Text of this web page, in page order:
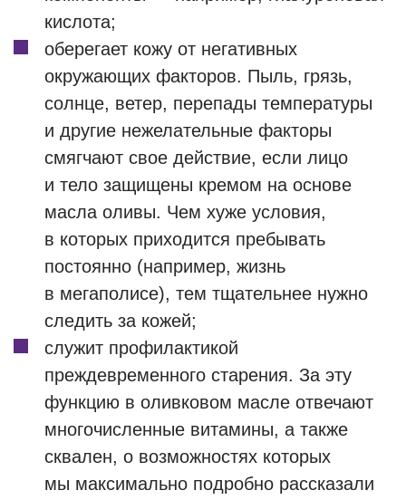
кислота;
оберегает кожу от негативных
окружающих факторов. Пыль, грязь,
солнце, ветер, перепады температуры
и другие нежелательные факторы
смягчают свое действие, если лицо
и тело защищены кремом на основе
масла оливы. Чем хуже условия,
в которых приходится пребывать
постоянно (например, жизнь
в мегаполисе), тем тщательнее нужно
следить за кожей;
служит профилактикой
преждевременного старения. За эту
функцию в оливковом масле отвечают
многочисленные витамины, а также
сквален, о возможностях которых
мы максимально подробно рассказали